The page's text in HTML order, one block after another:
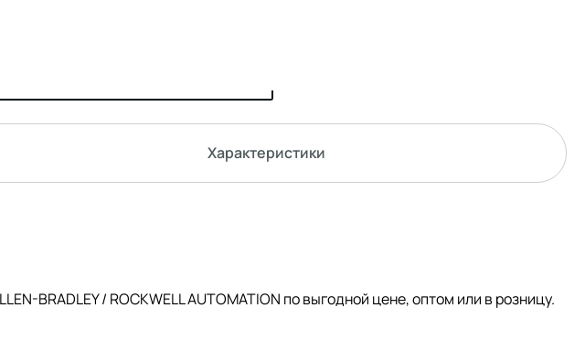
Характеристики
/ ROCKWELL AUTOMATION по выгодной цене, оптом или в розницу.